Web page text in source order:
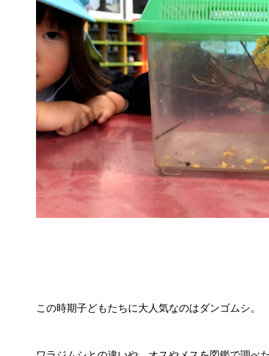
この時期子どもたちに大人気なのはダンゴムシ。